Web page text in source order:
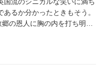
国流のシニカルな笑いに満ち
るか分かったときもそう。
の恩人に胸の内を打ち明
きに、相手から...